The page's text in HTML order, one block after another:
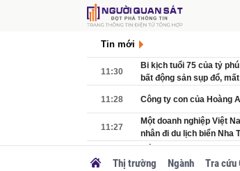
Tin mới
Bi kịch tuổi 75 của tỷ
bất động sản sụp đổ,
11:30
Công ty con của Hoàng
11:28
Một doanh nghiệp Việt
nhân đi du lịch biển Nha
11:27
Một quốc gia chủ chốt
chuẩn bị bước đi chưa
Thị trường Ngành Tra cứu